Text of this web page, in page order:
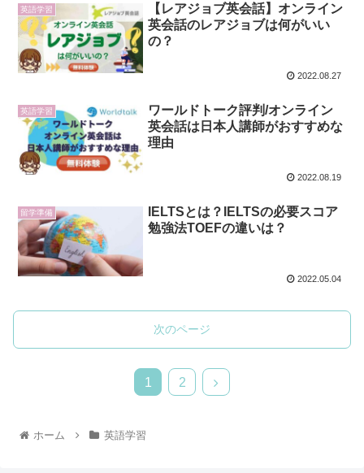
英語学習
【レアジョブ英会話】オンライン
英会話のレアジョブは何がいい
の？
2022.08.27
英語学習
ワールドトーク評判/オンライン
英会話は日本人講師がおすすめな
理由
2022.08.19
留学準備
IELTSとは？IELTSの必要スコア
勉強法TOEFの違いは？
2022.05.04
次のページ
1 2
ホーム 英語学習